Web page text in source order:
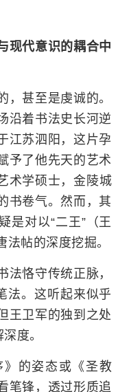
现代意识的耦合中
，甚至是虔诚的。
沿着书法史长河逆
江苏泗阳，这片孕
予了他先天的艺术
术学硕士，金陵城
书卷气。然而，其
是对以“二王”（王
法帖的深度挖掘。
法恪守传统正脉，
法。这听起来似乎
王卫军的独到之处
度。
的姿态或《圣教
笔锋，透过形质追